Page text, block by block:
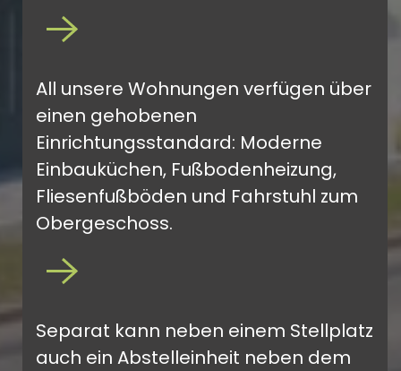
All unsere Wohnungen verfügen über
einen gehobenen
Einrichtungsstandard: Moderne
Einbauküchen, Fußbodenheizung,
Fliesenfußböden und Fahrstuhl zum
Obergeschoss.
Separat kann neben einem Stellplatz
auch ein Abstelleinheit neben dem